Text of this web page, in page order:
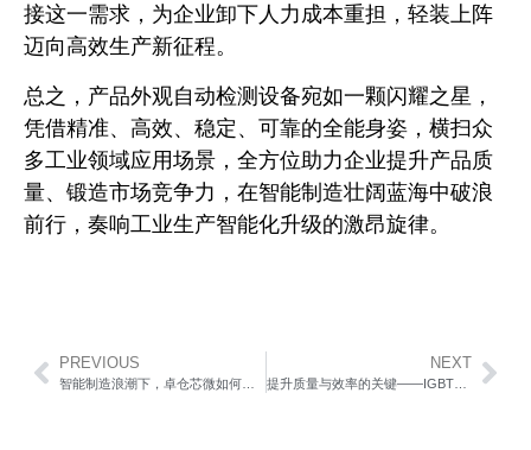
接这一需求，为企业卸下人力成本重担，轻装上阵
迈向高效生产新征程。
总之，产品外观自动检测设备宛如一颗闪耀之星，
凭借精准、高效、稳定、可靠的全能身姿，横扫众
多工业领域应用场景，全方位助力企业提升产品质
量、锻造市场竞争力，在智能制造壮阔蓝海中破浪
前行，奏响工业生产智能化升级的激昂旋律。
PREVIOUS NEXT
提升质量与效率的关键——IGBT外观检测设备